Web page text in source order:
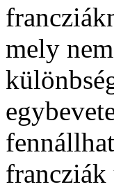
mely
francziák